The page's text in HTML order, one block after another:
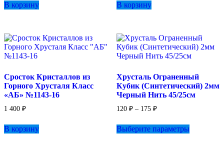
В корзину В корзину
Сросток Кристаллов из
Горного Хрусталя Класс
«АБ» №1143-16
1 400 ₽
В корзину
Хрусталь Ограненный
Кубик (Синтетический) 2мм
Черный Нить 45/25см
120 ₽ – 175 ₽Диапазон
120 ₽
–
Выберите параметрытовар